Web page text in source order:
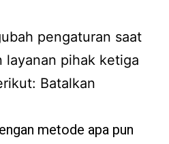
pengaturan saat
layanan pihak ketiga
Batalkan
metode apa pun